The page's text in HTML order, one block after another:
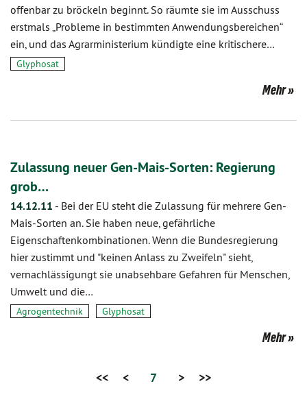
offenbar zu bröckeln beginnt. So räumte sie im Ausschuss
erstmals „Probleme in bestimmten Anwendungsbereichen“
ein, und das Agrarministerium kündigte eine kritischere…
Glyphosat
Mehr
Zulassung neuer Gen-Mais-Sorten: Regierung
grob…
14.12.11 - Bei der EU steht die Zulassung für mehrere Gen-
Mais-Sorten an. Sie haben neue, gefährliche
Eigenschaftenkombinationen. Wenn die Bundesregierung
hier zustimmt und "keinen Anlass zu Zweifeln" sieht,
vernachlässigungt sie unabsehbare Gefahren für Menschen,
Umwelt und die…
Agrogentechnik Glyphosat
Mehr
<< < 7 > >>